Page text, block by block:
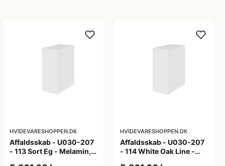
HVIDEVARESHOPPEN.DK
Affaldsskab - U030-207
- 113 Sort Eg - Melamin,
HVIDEVARESHOPPEN.DK
Affaldsskab - U030-207
- 114 White Oak Line -